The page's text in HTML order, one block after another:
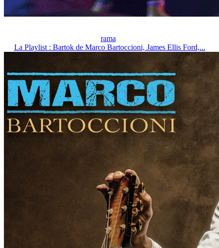
rama
La Playlist : Bartok de Marco Bartoccioni, James Ellis Ford,...